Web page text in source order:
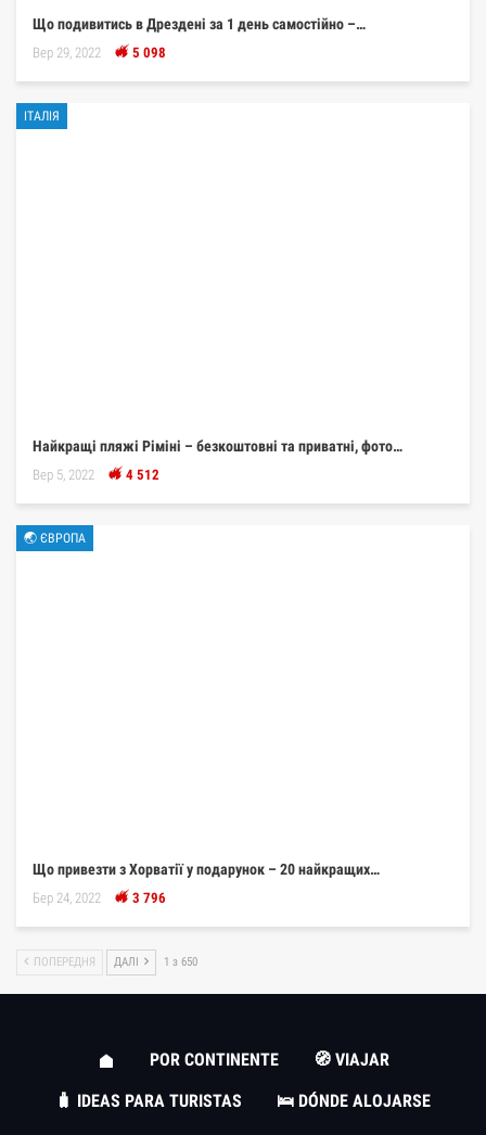
Що подивитись в Дрездені за 1 день самостійно –…
Вер 29, 2022 5 098
ІТАЛІЯ
Найкращі пляжі Ріміні – безкоштовні та приватні, фото…
Вер 5, 2022 4 512
🌏 ЄВРОПА
Що привезти з Хорватії у подарунок – 20 найкращих…
Бер 24, 2022 3 796
ПОПЕРЕДНЯ ДАЛІ 1 з 650
POR CONTINENTE
🧭 VIAJAR
🧳 IDEAS PARA TURISTAS
🛌 DÓNDE ALOJARSE